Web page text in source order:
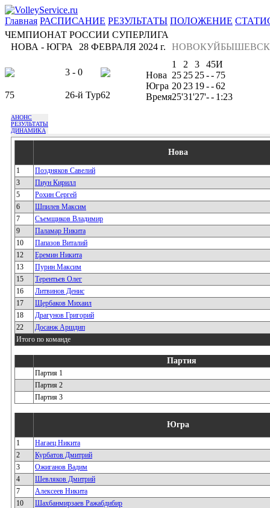
Главная РАСПИСАНИЕ РЕЗУЛЬТАТЫ ПОЛОЖЕНИЕ
ЧЕМПИОНАТ РОССИИ СУПЕРЛИГА
НОВА - ЮГРА
НОВОКУЙБЫШЕВСК
28 ФЕВРАЛЯ 2024 г.
3 - 0
75 26-й Тур62
1 2 3 45И
Нова 25 25 25-- 75
Югра 20 23 19--62
Время25'31'27'-- 1:23
АНОНС
РЕЗУЛЬТАТЫ
ДИНАМИКА
Нова
1
Поздняков Савелий
3
Пиун Кирилл
5
Рохин Сергей
6
Шпилев Максим
7
Съемщиков Владимир
9
Паламар Никита
10
Папазов Виталий
12
Еремин Никита
13
Пурин Максим
15
Терентьев Олег
16
Литвинов Денис
17
Щербаков Михаил
18
Драгунов Григорий
22
Досанж Аршдип
Итого по команде
Партия
Партия 1
Партия 2
Партия 3
Югра
1
Нагаец Никита
2
Курбатов Дмитрий
3
Ожиганов Вадим
4
Шевляков Дмитрий
7
Алексеев Никита
10
Шахбанмирзаев Ражабдибир